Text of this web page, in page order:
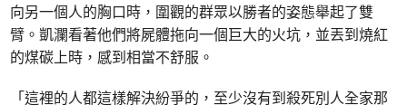
向另一個人的胸口時，圍觀的群眾以勝者的姿態舉起了雙
臂。凱瀾看著他們將屍體拖向一個巨大的火坑，並丟到燒紅
的煤碳上時，感到相當不舒服。
「這裡的人都這樣解決紛爭的，至少沒有到殺死別人全家那